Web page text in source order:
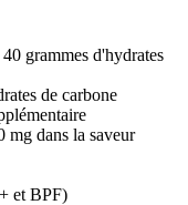
grammes d'hydrates
de carbone
mg dans la saveur
et BPF)